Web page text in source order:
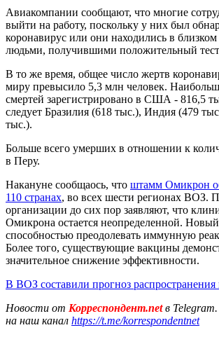
Авиакомпании сообщают, что многие
выйти на работу, поскольку у них был
коронавирус или они находились в близком
людьми, получившими положительный
В то же время, общее число жертв
миру превысило 5,3 млн человек.
смертей зарегистрировано в США - 816,5
следует Бразилия (618 тыс.), Индия (479
тыс.).
Больше всего умерших в отношении к
в Перу.
Накануне сообщаось, что штамм Омикрон
110 странах, во всех шести регионах ВОЗ.
организации до сих пор заявляют, что
Омикрона остается неопределенной.
способностью преодолевать иммунную
Более того, существующие вакцины
значительное снижение эффективности.
В ВОЗ составили прогноз
Новости от Корреспондент.netв
на наш канал https://t.me/korrespondentnet